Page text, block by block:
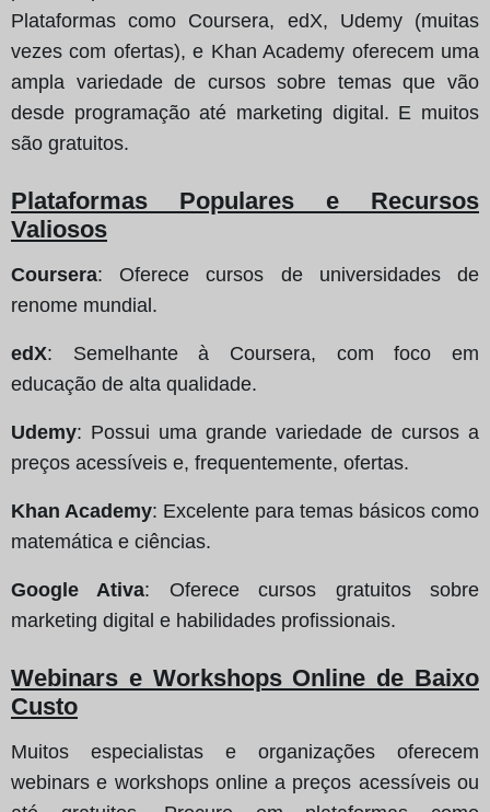
Plataformas como Coursera, edX, Udemy (muitas
vezes com ofertas), e Khan Academy oferecem uma
ampla variedade de cursos sobre temas que vão
desde programação até marketing digital. E muitos
são gratuitos.
Plataformas Populares e Recursos
Valiosos
Coursera: Oferece cursos de universidades de
renome mundial.
edX: Semelhante à Coursera, com foco em
educação de alta qualidade.
Udemy: Possui uma grande variedade de cursos a
preços acessíveis e, frequentemente, ofertas.
Khan Academy: Excelente para temas básicos como
matemática e ciências.
Google Ativa: Oferece cursos gratuitos sobre
marketing digital e habilidades profissionais.
Webinars e Workshops Online de Baixo
Custo
Muitos especialistas e organizações oferecem
webinars e workshops online a preços acessíveis ou